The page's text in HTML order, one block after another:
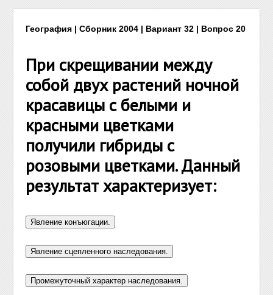
География | Сборник 2004 | Вариант 32 | Вопрос 20
При скрещивании между
собой двух растений ночной
красавицы с белыми и
красными цветками
получили гибриды с
розовыми цветками. Данный
результат характеризует: